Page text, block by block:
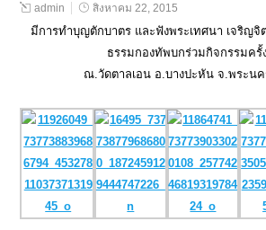
admin สิงหาคม 22, 2015
มีการทำบุญตักบาตร และฟังพระเทศนา เจริญ
ธรรมกองทัพบกร่วมกิจกรรมครั้
ณ.วัดตาลเอน อ.บางปะหัน จ.พระน